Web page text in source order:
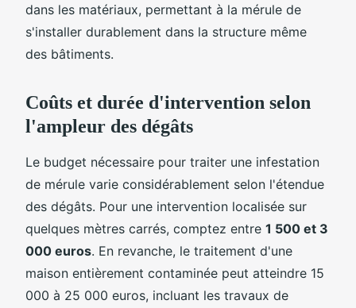
dans les matériaux, permettant à la mérule de
s'installer durablement dans la structure même
des bâtiments.
Coûts et durée d'intervention selon
l'ampleur des dégâts
Le budget nécessaire pour traiter une infestation
de mérule varie considérablement selon l'étendue
des dégâts. Pour une intervention localisée sur
quelques mètres carrés, comptez entre 1 500 et 3
000 euros. En revanche, le traitement d'une
maison entièrement contaminée peut atteindre 15
000 à 25 000 euros, incluant les travaux de